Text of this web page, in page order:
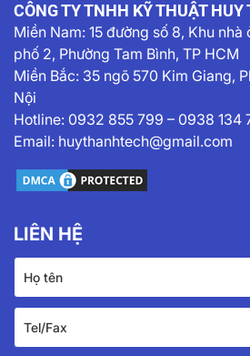
CÔNG TY TNHH KỸ THUẬT HUY
Miền Nam: 15 đường số 8, Khu nhà
phố 2, Phường Tam Bình, TP HCM
Miền Bắc: 35 ngõ 570 Kim Giang,
Nội
Hotline: 0932 855 799 – 0938 134
Email: huythanhtech@gmail.com
LIÊN HỆ